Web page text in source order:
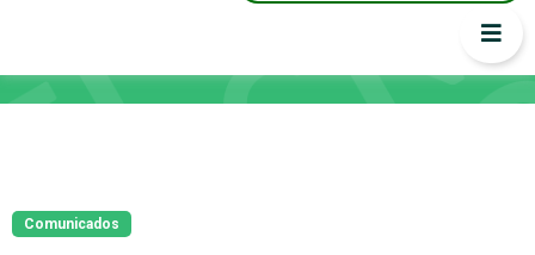
Comunicados